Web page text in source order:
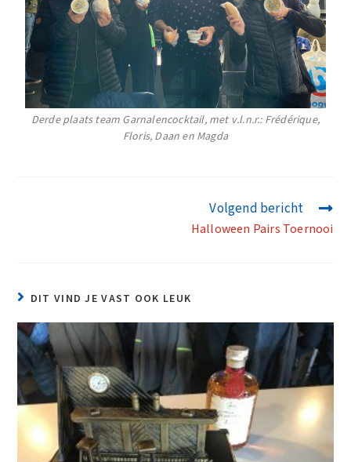
Derde plaats team Garnalencocktail, met v.l.n.r.: Frédérique,
Floris, Daan en Magda
Volgend bericht
Halloween Pairs Toernooi
DIT VIND JE VAST OOK LEUK